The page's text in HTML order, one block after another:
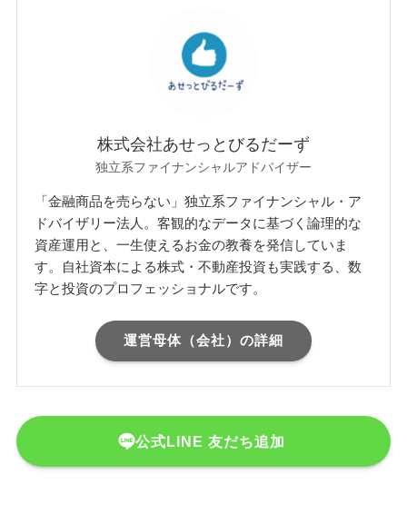
株式会社あせっとびるだーず
独立系ファイナンシャルアドバイザー
「金融商品を売らない」独立系ファイナンシャル・ア
ドバイザリー法人。客観的なデータに基づく論理的な
資産運用と、一生使えるお金の教養を発信していま
す。自社資本による株式・不動産投資も実践する、数
字と投資のプロフェッショナルです。
運営母体（会社）の詳細
公式LINE 友だち追加